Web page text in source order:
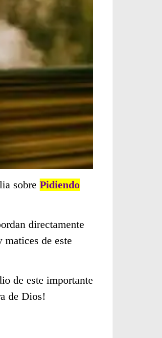
sobre Pidiendo
directamente
matices de este
de este importante
de Dios!